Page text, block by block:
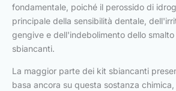
fondamentale, poiché il perossido di
principale della sensibilità dentale,
gengive e dell'indebolimento dello
sbiancanti.
La maggior parte dei kit sbiancanti
basa ancora su questa sostanza